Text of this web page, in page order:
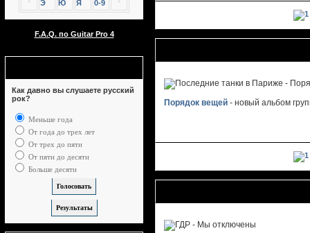
Э Ю Я 0-9
F.A.Q. по Guitar Pro 4
Как давно вы слушаете русский
рок?
Меньше года
От года до трех лет
От трех до пяти
От пяти до десяти
Больше десяти
Порядок вещей - новый альбом